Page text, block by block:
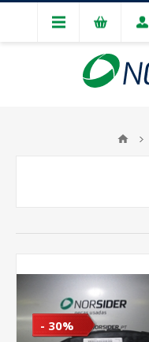
- 30%